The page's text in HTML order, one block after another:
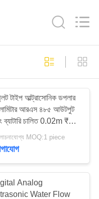
টাইপ আল্ট্রাসোনিক ডপলার
আরএস ৪৮৫ আউটপুট
ব্যাটারি চালিত 0.02m ₹
জলের গভীরতা
জন্য
MOQ:1 piece
Analog
Water Flow